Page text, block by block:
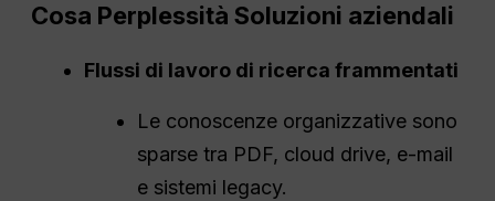
Cosa Perplessità Soluzioni aziendali
Flussi di lavoro di ricerca frammentati
Le conoscenze organizzative sono
sparse tra PDF, cloud drive, e-mail
e sistemi legacy.